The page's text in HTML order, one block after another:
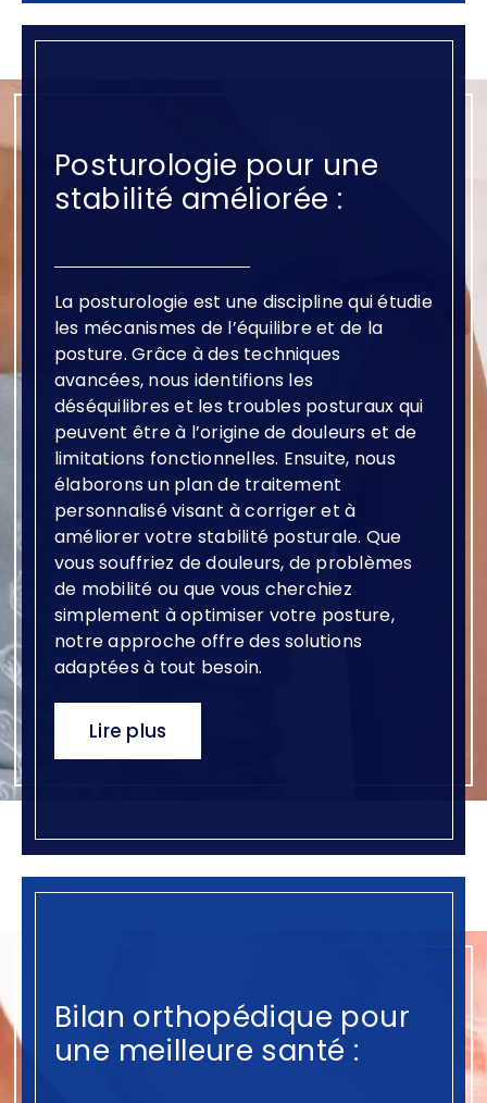
Posturologie pour une
stabilité améliorée :
La posturologie est une discipline qui étudie
les mécanismes de l’équilibre et de la
posture. Grâce à des techniques
avancées, nous identifions les
déséquilibres et les troubles posturaux qui
peuvent être à l’origine de douleurs et de
limitations fonctionnelles. Ensuite, nous
élaborons un plan de traitement
personnalisé visant à corriger et à
améliorer votre stabilité posturale. Que
vous souffriez de douleurs, de problèmes
de mobilité ou que vous cherchiez
simplement à optimiser votre posture,
notre approche offre des solutions
adaptées à tout besoin.
Lire plus
Bilan orthopédique pour
une meilleure santé :